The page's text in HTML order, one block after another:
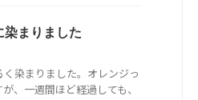
染まりました
染まりました。オレンジっ
、一週間ほど経過しても、